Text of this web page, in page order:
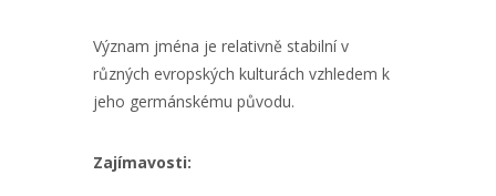
Význam jména je relativně stabilní v
různých evropských kulturách vzhledem k
jeho germánskému původu.
Zajímavosti: